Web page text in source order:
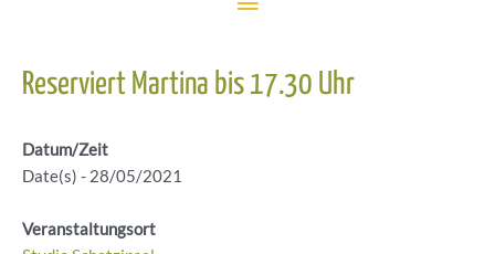
Reserviert Martina bis 17.30 Uhr
Datum/Zeit
Date(s) - 28/05/2021
Veranstaltungsort